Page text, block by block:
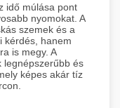
idő múlása pont
nyomokat. A
szemek és a
kérdés, hanem
is megy. A
és
képes akár tíz